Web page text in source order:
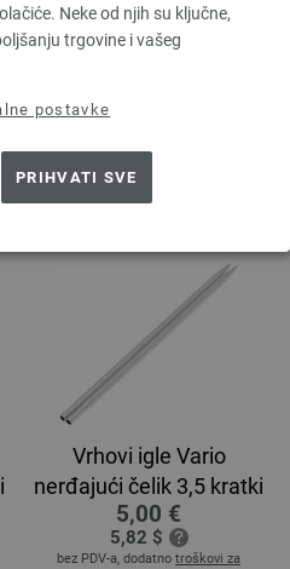
Neke od njih su ključne,
trgovine i vašeg
postavke
PRIHVATI SVE
Vrhovi igala Vario od
nehrđajućeg čelika
bez PDV-a, dodatno
dostavu
Vrhovi igle Vario
nerđajući čelik 3,5 kratki
5,00 €
5,82 $
bez PDV-a, dodatno troškovi za